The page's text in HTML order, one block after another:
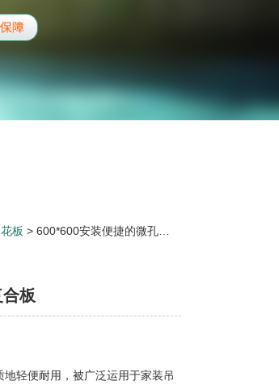
板 > 600*600安装便捷的微孔铝复合板
板
轻便耐用，被广泛运用于家装吊